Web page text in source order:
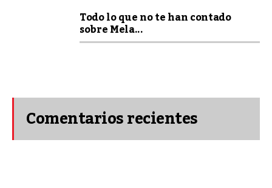
Todo lo que no te han contado
sobre Mela...
Comentarios recientes